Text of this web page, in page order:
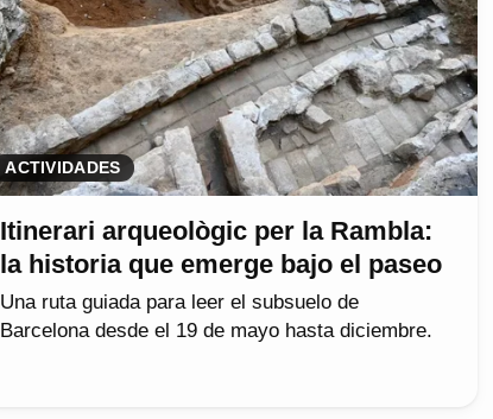
ACTIVIDADES
Itinerari arqueològic per la Rambla:
la historia que emerge bajo el paseo
Una ruta guiada para leer el subsuelo de
Barcelona desde el 19 de mayo hasta diciembre.